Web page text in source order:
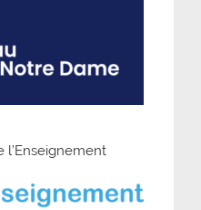
l’Enseignement